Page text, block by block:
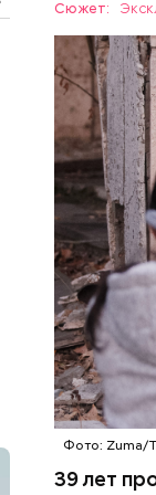
Сюжет:
Фото: Zuma/
39 лет
—
БЕЛАРУСЬ